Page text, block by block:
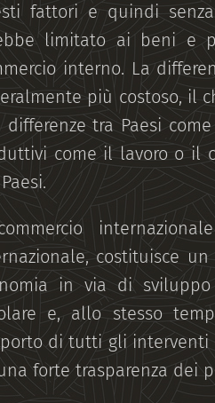
fattori e quindi
limitato ai beni e
interno. La
più costoso, il
differenze tra Paesi
come il lavoro o il
costituisce
in via di
e, allo stesso
di tutti gli interventi
forte trasparenza dei